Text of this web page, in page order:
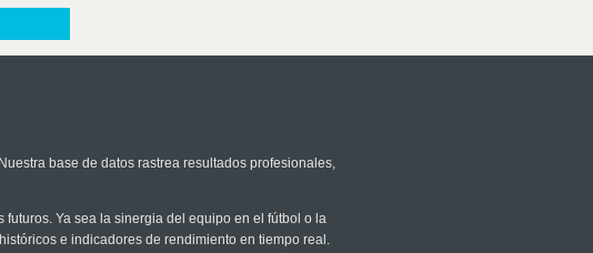
base de datos rastrea resultados profesionales,
Ya sea la sinergia del equipo en el fútbol o la
e indicadores de rendimiento en tiempo real.